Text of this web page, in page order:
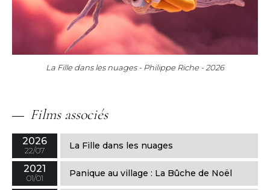
La Fille dans les nuages - Philippe Riche - 2026
Films associés
2026
22/07 La Fille dans les nuages
2021
01/01 Panique au village : La Bûche de Noël